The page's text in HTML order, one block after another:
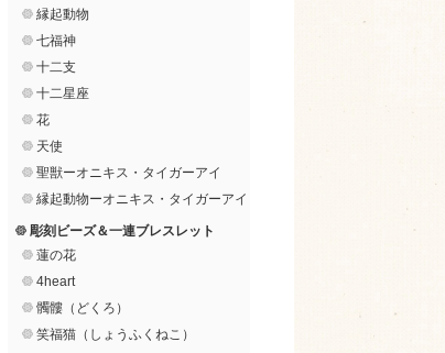
縁起動物
七福神
十二支
十二星座
花
天使
聖獣ーオニキス・タイガーアイ
縁起動物ーオニキス・タイガーアイ
彫刻ビーズ＆一連ブレスレット
蓮の花
4heart
髑髏（どくろ）
笑福猫（しょうふくねこ）